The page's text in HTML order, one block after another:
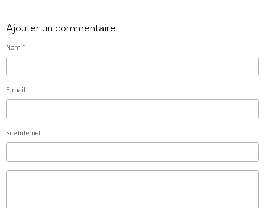
Ajouter un commentaire
Nom
E-mail
Site Internet